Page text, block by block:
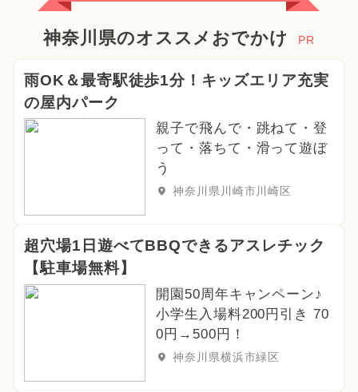
神奈川県のオススメおでかけ PR
雨OK＆最寄駅徒歩1分！キッズエリア充実
の屋内パーク
親子で飛んで・跳ねて・登
って・落ちて・滑って遊ぼ
う
神奈川県川崎市川崎区
超穴場1日遊べてBBQできるアスレチック
【駐車場無料】
開園50周年キャンペーン♪
小学生入場料200円引き 70
0円→500円！
神奈川県横浜市緑区